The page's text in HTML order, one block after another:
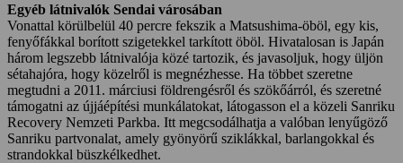
Egyéb látnivalók Sendai városában
Vonattal körülbelül 40 percre fekszik a Matsushima-öböl, egy kis,
fenyőfákkal borított szigetekkel tarkított öböl. Hivatalosan is Japán
három legszebb látnivalója közé tartozik, és javasoljuk, hogy üljön
sétahajóra, hogy közelről is megnézhesse. Ha többet szeretne
megtudni a 2011. márciusi földrengésről és szökőárról, és szeretné
támogatni az újjáépítési munkálatokat, látogasson el a közeli Sanriku
Recovery Nemzeti Parkba. Itt megcsodálhatja a valóban lenyűgöző
Sanriku partvonalat, amely gyönyörű sziklákkal, barlangokkal és
strandokkal büszkélkedhet.